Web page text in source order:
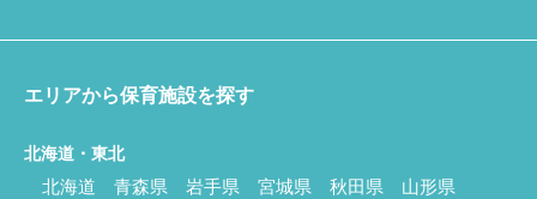
エリアから保育施設を探す
北海道・東北
北海道 青森県 岩手県 宮城県 秋田県
山形県